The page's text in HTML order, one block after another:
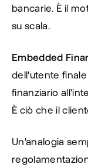
bancarie. È il
su scala.
Embedded
dell'utente
finanziario
È ciò che il
Un'analogia